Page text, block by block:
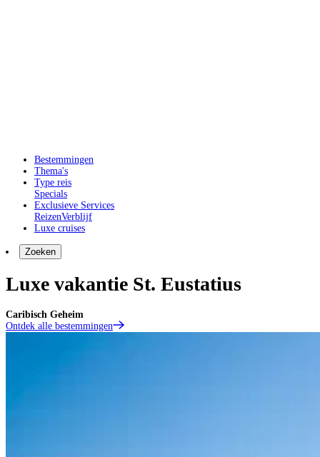
Bestemmingen
Thema's
Type reis
Specials
Exclusieve Services
ReizenVerblijf
Luxe cruises
Zoeken
Luxe vakantie St. Eustatius
Caribisch Geheim
Ontdek alle bestemmingen